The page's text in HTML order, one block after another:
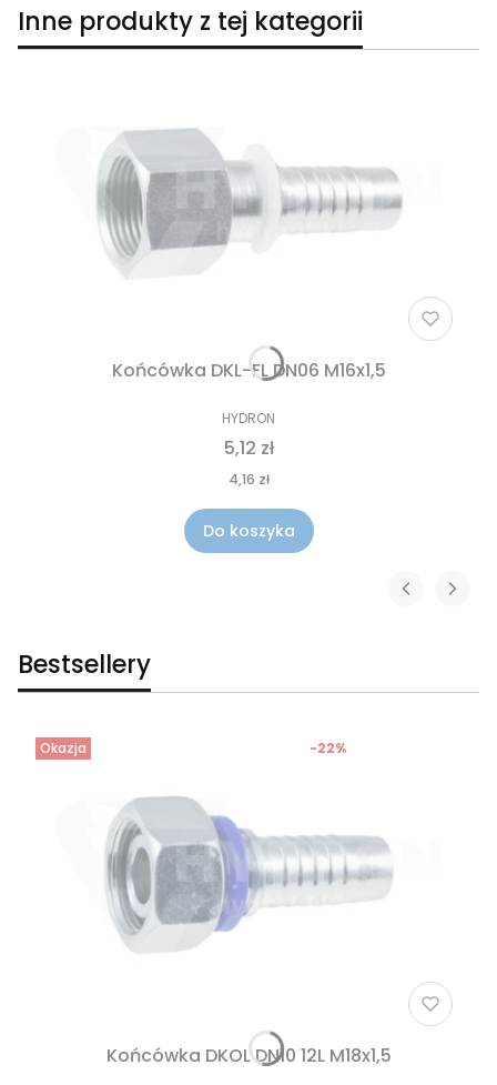
Inne produkty z tej kategorii
Końcówka DKL-FL DN06 M16x1,5
HYDRON
5,12 zł
4,16 zł
Do koszyka
Bestsellery
Okazja
Końcówka DKOL DN10 12L M18x1,5
-22%